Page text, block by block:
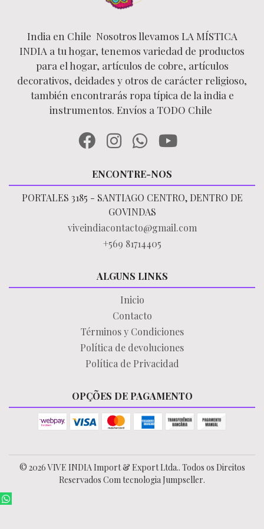
India en Chile Nosotros llevamos LA MÍSTICA
INDIA a tu hogar, tenemos variedad de productos
para el hogar, artículos de cobre, artículos
decorativos, deidades y otros de carácter religioso,
también encontrarás ropa típica de la india e
instrumentos. Envíos a TODO Chile
ENCONTRE-NOS
PORTALES 3185 - SANTIAGO CENTRO, DENTRO DE
GOVINDAS
viveindiacontacto@gmail.com
+569 81714405
ALGUNS LINKS
Inicio
Contacto
Términos y Condiciones
Política de devoluciones
Política de Privacidad
OPÇÕES DE PAGAMENTO
© 2026 VIVE INDIA Import & Export Ltda.. Todos os Direitos
Reservados Com tecnologia Jumpseller.